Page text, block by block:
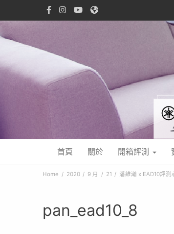
首頁 關於 開箱評測
Home 2020 9 月 21 潘維瀚 x EAD10評
pan_ead10_8